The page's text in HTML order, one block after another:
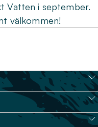
Vatten i september.
välkommen!